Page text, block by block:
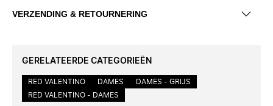
VERZENDING & RETOURNERING
GERELATEERDE CATEGORIEËN
RED VALENTINO DAMES
DAMES - GRIJS
RED VALENTINO - DAMES